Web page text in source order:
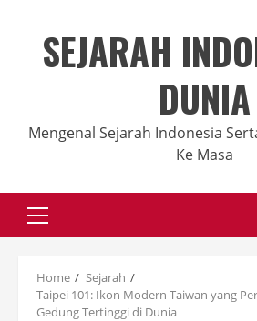
contentSEJARAH
DUNIA
Mengenal Sejarah Indonesia
Ke Masa
Primary
Menu
Home
Sejarah
Taipei 101: Ikon Modern Taiwan yang
Gedung Tertinggi di Dunia